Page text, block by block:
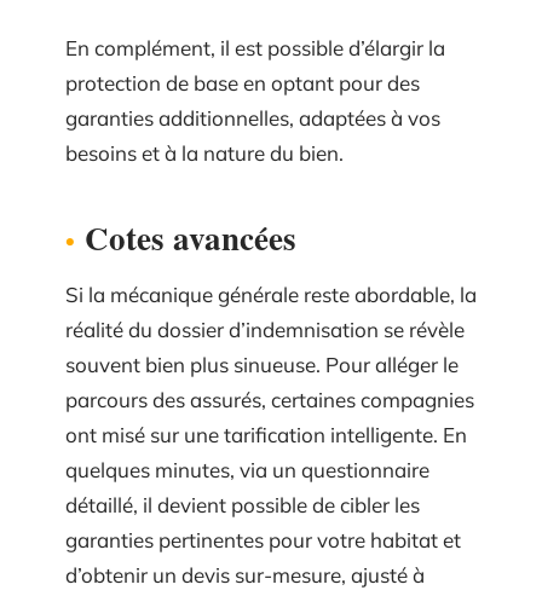
En complément, il est possible d’élargir la
protection de base en optant pour des
garanties additionnelles, adaptées à vos
besoins et à la nature du bien.
Cotes avancées
Si la mécanique générale reste abordable, la
réalité du dossier d’indemnisation se révèle
souvent bien plus sinueuse. Pour alléger le
parcours des assurés, certaines compagnies
ont misé sur une tarification intelligente. En
quelques minutes, via un questionnaire
détaillé, il devient possible de cibler les
garanties pertinentes pour votre habitat et
d’obtenir un devis sur-mesure, ajusté à